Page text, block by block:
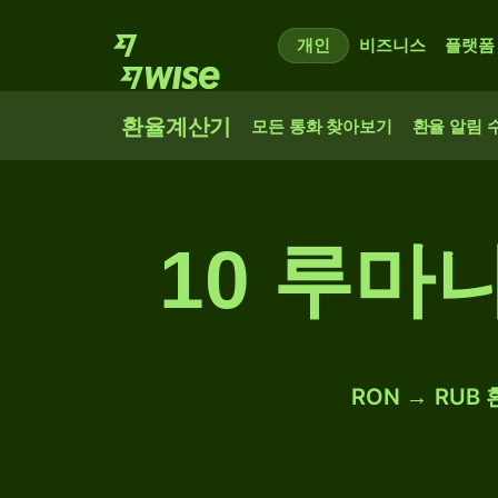
개인 비즈니스 플랫폼
환율계산기 모든 통화 찾아보기 환율 알림
10 루마
RON → RUB